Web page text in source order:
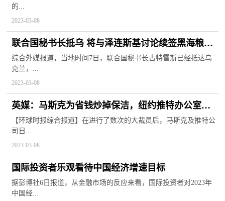
的...
2023-03-08
联合国秘书长抵乌 将与泽连斯基讨论续签黑海粮食
协议 天天实时
综合外媒报道，当地时间7日，联合国秘书长古特雷斯已经抵达乌
克兰，...
2023-03-08
英媒：马斯克为省钱炒掉保洁，纽约推特办公室恶
臭
【环球时报综合报道】在进行了数次的大裁员后，马斯克及推特公
司日...
2023-03-08
国际投资者乐观看待中国经济增速目标
据彭博社6日报道，从金融市场的反应来看，国际投资者对2023年
中国经...